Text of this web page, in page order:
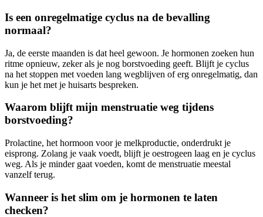
Is een onregelmatige cyclus na de bevalling
normaal?
Ja, de eerste maanden is dat heel gewoon. Je hormonen zoeken hun
ritme opnieuw, zeker als je nog borstvoeding geeft. Blijft je cyclus
na het stoppen met voeden lang wegblijven of erg onregelmatig, dan
kun je het met je huisarts bespreken.
Waarom blijft mijn menstruatie weg tijdens
borstvoeding?
Prolactine, het hormoon voor je melkproductie, onderdrukt je
eisprong. Zolang je vaak voedt, blijft je oestrogeen laag en je cyclus
weg. Als je minder gaat voeden, komt de menstruatie meestal
vanzelf terug.
Wanneer is het slim om je hormonen te laten
checken?